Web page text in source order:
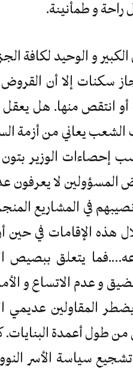
راحة و طمأنينة.
و الوحيد لكافة
سكنات إلا أن
أو انتقص منها. هل
يعاني من أزمة
الوزير بتون
لا يعرفون
في المشاريع
هذه الإقامات في
يتعلق
و عدم الاتساع و
يضطر المقاولين
من طول أعمدة
سياسة الأسر